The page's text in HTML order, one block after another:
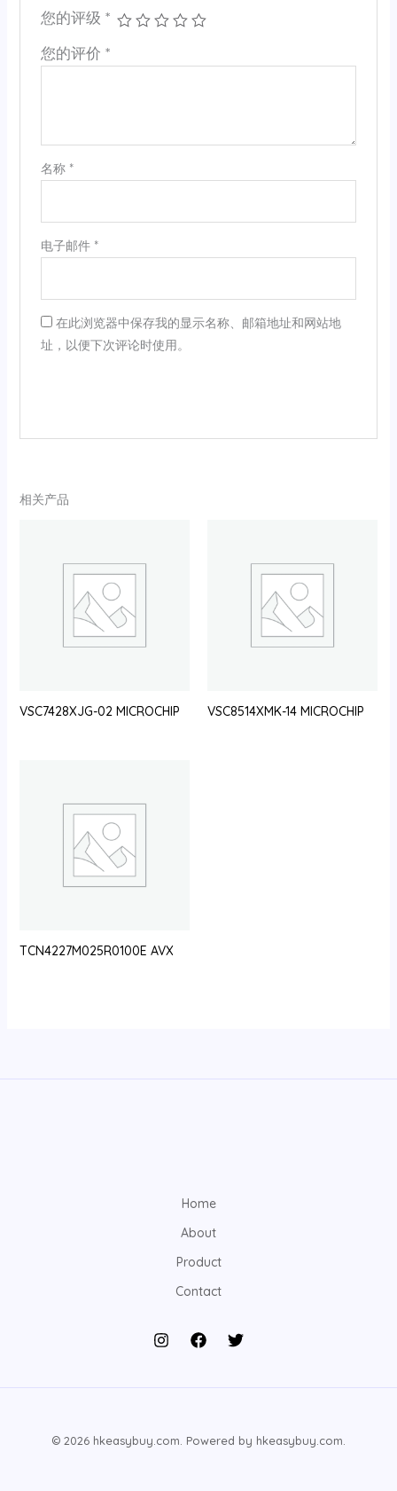
您的评级 *
您的评价 *
名称 *
电子邮件 *
在此浏览器中保存我的显示名称、邮箱地址和网站地
址，以便下次评论时使用。
相关产品
VSC7428XJG-02 MICROCHIP VSC8514XMK-14 MICROCHIP
TCN4227M025R0100E AVX
Home
About
Product
Contact
© 2026 hkeasybuy.com. Powered by hkeasybuy.com.